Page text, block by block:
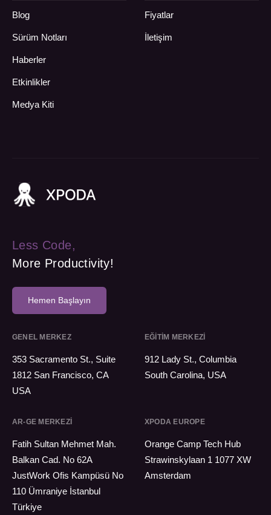
Blog
Sürüm Notları
Haberler
Etkinlikler
Medya Kiti
Fiyatlar
İletişim
Less Code,
More Productivity!
Hemen Başlayın
GENEL MERKEZ
353 Sacramento St., Suite
1812 San Francisco, CA
USA
EĞİTİM MERKEZİ
912 Lady St., Columbia
South Carolina, USA
AR-GE MERKEZI
Fatih Sultan Mehmet Mah.
Balkan Cad. No 62A
JustWork Ofis Kampüsü No
110 Ümraniye İstanbul
Türkiye
XPODA EUROPE
Orange Camp Tech Hub
Strawinskylaan 1 1077 XW
Amsterdam